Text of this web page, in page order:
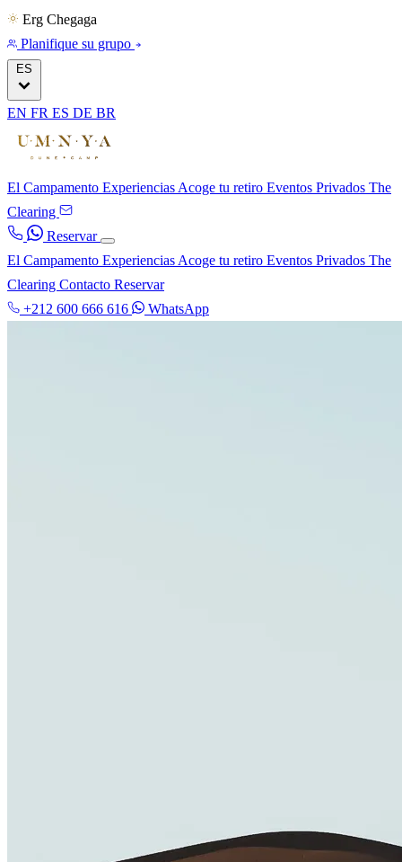
Erg Chegaga
Planifique su grupo
ES
EN FR ES DE BR
El Campamento Experiencias Acoge tu retiro Eventos Privados The
Clearing
Reservar
El Campamento Experiencias Acoge tu retiro Eventos Privados The
Clearing Contacto Reservar
+212 600 666 616
WhatsApp